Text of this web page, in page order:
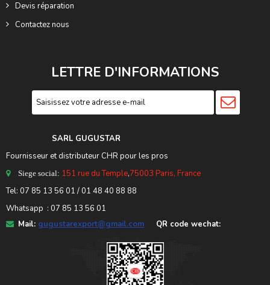
Devis réparation
Contactez nous
LETTRE D'INFORMATIONS
SARL GUGUSTAR
Fournisseur et distributeur CHR pour les pros
Siege social: 151 rue du Temple,75003 Paris, France
Tel: 07 85 13 56 01 / 01 48 40 88 88
Whatsapp : 07 85 13 56 01
Mail: gugustarexport@gmail.com QR code wechat: